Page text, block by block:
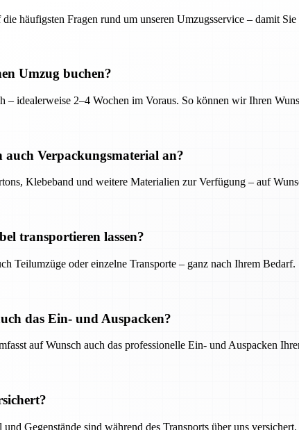
häufigsten Fragen rund um unseren Umzugsservice – damit Sie
Umzug buchen?
– idealerweise 2–4 Wochen im Voraus. So können wir Ihren
Verpackungsmaterial an?
Klebeband und weitere Materialien zur Verfügung – auf
transportieren lassen?
Teilumzüge oder einzelne Transporte – ganz nach Ihrem Bedarf.
das Ein- und Auspacken?
auf Wunsch auch das professionelle Ein- und Auspacken
Gegenstände sind während des Transports über uns versichert.